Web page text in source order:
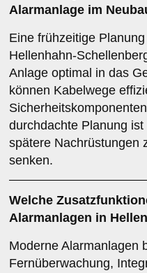
Alarmanlage im
Eine frühzeitige
Hellenhahn-
Anlage optimal in das
können Kabelwege
durchdachte Planung
spätere Nachrüstungen
senken.
Welche
Alarmanlagen in
Moderne Alarmanlagen
Fernüberwachung,